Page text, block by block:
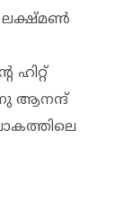
ലക്ഷ്‍മൺ
ഹിറ്റ്
ആനന്ദ്